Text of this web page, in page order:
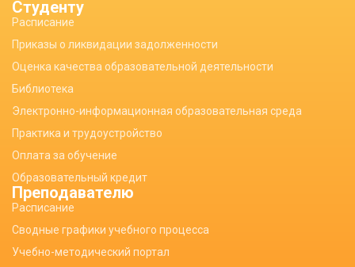
Студенту
Расписание
Приказы о ликвидации задолженности
Оценка качества образовательной деятельности
Библиотека
Электронно-информационная образовательная среда
Практика и трудоустройство
Оплата за обучение
Образовательный кредит
Преподавателю
Расписание
Сводные графики учебного процесса
Учебно-методический портал